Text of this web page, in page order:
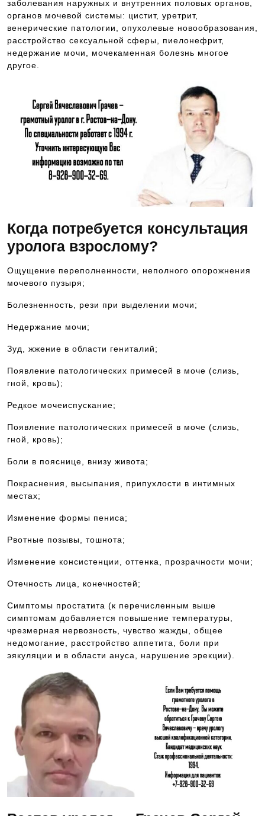
заболевания наружных и внутренних половых органов,
органов мочевой системы: цистит, уретрит,
венерические патологии, опухолевые новообразования,
расстройство сексуальной сферы, пиелонефрит,
недержание мочи, мочекаменная болезнь многое
другое.
Когда потребуется консультация
уролога взрослому?
Ощущение переполненности, неполного опорожнения
мочевого пузыря;
Болезненность, рези при выделении мочи;
Недержание мочи;
Зуд, жжение в области гениталий;
Появление патологических примесей в моче (слизь,
гной, кровь);
Редкое мочеиспускание;
Появление патологических примесей в моче (слизь,
гной, кровь);
Боли в пояснице, внизу живота;
Покраснения, высыпания, припухлости в интимных
местах;
Изменение формы пениса;
Рвотные позывы, тошнота;
Изменение консистенции, оттенка, прозрачности мочи;
Отечность лица, конечностей;
Симптомы простатита (к перечисленным выше
симптомам добавляется повышение температуры,
чрезмерная нервозность, чувство жажды, общее
недомогание, расстройство аппетита, боли при
эякуляции и в области ануса, нарушение эрекции).